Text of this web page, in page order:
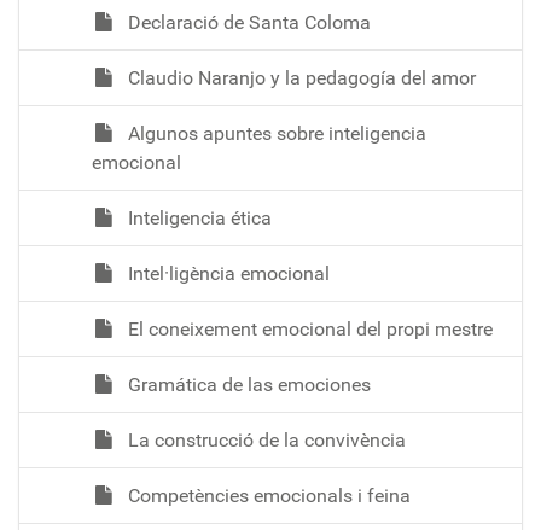
Declaració de Santa Coloma
Claudio Naranjo y la pedagogía del amor
Algunos apuntes sobre inteligencia
emocional
Inteligencia ética
Intel·ligència emocional
El coneixement emocional del propi mestre
Gramática de las emociones
La construcció de la convivència
Competències emocionals i feina